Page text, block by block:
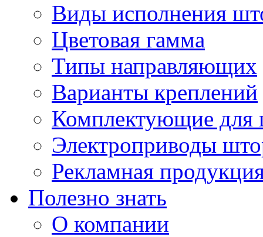
Виды исполнения
Цветовая гамма
Типы направляющих
Варианты креплений
Комплектующие для
Электроприводы
Рекламная
Полезно знать
О компании